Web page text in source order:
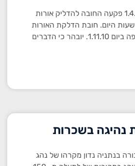
כבכל שנה, ביום 1.4.10 פקעה החובה להדליק אורות
היום. חובת הדלקת האורות
תשוב ותעמוד בתוקפה ביום 1.11.10. יובהר כי הדברים
נהיגה בשכרות
בנתניה נדון מקרהו של נהג